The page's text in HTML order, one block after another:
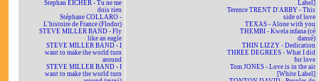
Stephan EICHER - Tu ne me
dois rien
Stéphane COLLARO -
L'histoire de France (Flodor)
STEVE MILLER BAND - Fly
like an eagle
STEVE MILLER BAND - I
want to make the world turn
around
STEVE MILLER BAND - I
want to make the world turn
Label]
Terence TRENT D'ARBY - This
side of love
TEXAS - Alone with you
THEMBI - Kwela mfana (cé
dansé)
THIN LIZZY - Dedication
THREE DEGREES - What I did
for love
Tom JONES - Love is in the air
[White Label]